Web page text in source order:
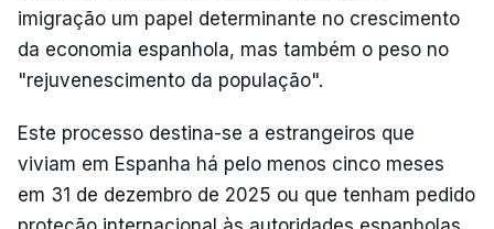
imigração um papel determinante no crescimento
da economia espanhola, mas também o peso no
"rejuvenescimento da população".
Este processo destina-se a estrangeiros que
viviam em Espanha há pelo menos cinco meses
em 31 de dezembro de 2025 ou que tenham pedido